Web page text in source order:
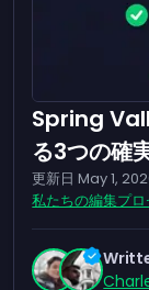
Spring
る3つの確
更新日 May 1,
私たちの編集プロ